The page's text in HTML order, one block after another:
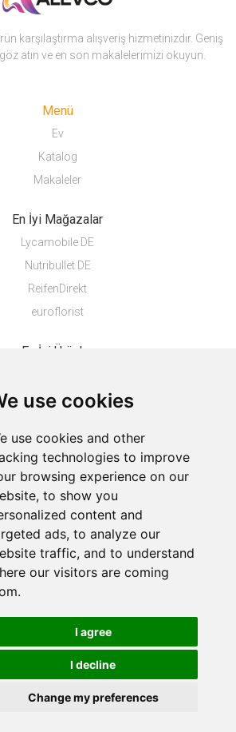
use cookies
use cookies and other
technologies to improve
browsing experience on our
to show you
content and
ads, to analyze our
traffic, and to understand
our visitors are coming
I agree
I decline
Change my preferences
karşılaştırma alışveriş hizmetinizdir. Geniş
atın ve en son makalelerimizi okuyun.
Menü
Ev
Katalog
Makaleler
En İyi Mağazalar
Lycamobile DE
Nutribullet DE
ReifenDirekt
euroflorist
En İyi Ürünler
Yokohama BluEarth...
Hakkında
Gizlilik
Bize ulaşın
Yasal bilgi
Çerez tercihleri
© 2026